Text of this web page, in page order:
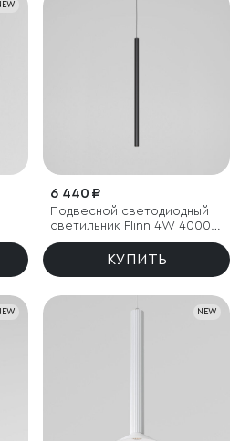
6 440 ₽
Подвесной светодиодный
светильник Flinn 4W 4000К
черный
КУПИТЬ
NEW